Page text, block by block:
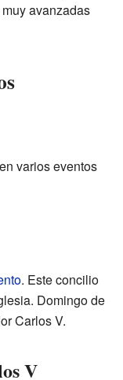
avanzadas
varios eventos
. Este concilio
Domingo de
Carlos V.
V